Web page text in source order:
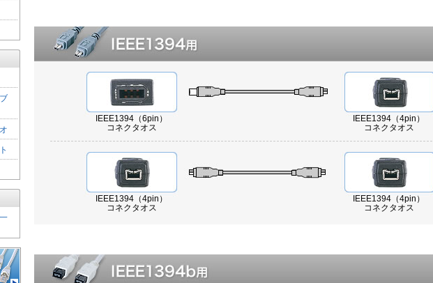
IEEE1394（6pin）
コネクタオス
IEEE1394（4pin）
コネクタオス
IEEE1394（4pin）
コネクタオス
IEEE1394（4pin）
コネクタオス